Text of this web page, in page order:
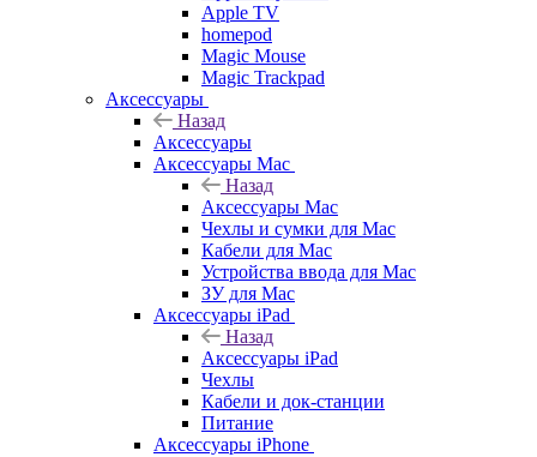
Apple TV
homepod
Magic Mouse
Magic Trackpad
Аксессуары
Назад
Аксессуары
Аксессуары Mac
Назад
Аксессуары Mac
Чехлы и сумки для Mac
Кабели для Mac
Устройства ввода для Mac
ЗУ для Mac
Аксессуары iPad
Назад
Аксессуары iPad
Чехлы
Кабели и док-станции
Питание
Аксессуары iPhone